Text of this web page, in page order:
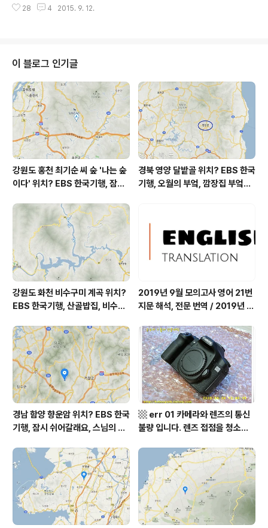
서 백과사전을 검색하니 '과..
55W 형광등을 사온다. 의자를 놓고 올라가 거실등 커버를
켜기 위한 의심과 모색을 시작한다. 스위치나 배선 문제는
아닐 거다. 다른 형광등은 잘 들어오고 있으므로. '안정
기'라고 하는 것이 문제일려나? 형광등 옆에 사각형으로 붙
어있는 녀석. 아파트 관리실(방재실)에 전화를 걸어본다.
집안의 시설 관련 자문을 구할 때 전화하는 곳. 그런 거네.
안정기를..
28 4 2015. 9. 12.
이 블로그 인기글
강원도 홍천 최기순 씨 숲 '나는 숲
이다' 위치? EBS 한국기행, 잠시
군 최기순 씨 캠핑장 펜션 어디? /
강원도 홍천군 가볼 만한 곳, (구)
까르돈, kbs 인간극장
경북 영양 달밭골 위치? EBS 한국
기행, 오월의 부엌, 깜장집 부엌은
한 곳, 영양읍 상원리. KBS 인간극
장 임분노미 할머니
강원도 화천 비수구미 계곡 위치?
EBS 한국기행, 산골밥집, 비수구
부 화천군 비수구미 낙타민박 어
디? / 강원도 화천군 가볼 만한 곳
비수구미 마을, 파로호
2019년 9월 모의고사 영어 21번
지문 해석, 전문 번역 / 2019년 9
역, 평가원 2019년 고3 9월 영어
영역 외국어영역 전문 해석, Engli
sh to Korean translation
경남 함양 향운암 위치? EBS 한국
기행, 잠시 쉬어갈래요, 스님의 어
상남도 함양군 가볼 만한 곳, 용추
계곡 향운암 명천스님, 덕유산 황
석산 거망산 기백산
▩ err 01 카메라와 렌즈의 통신
불량 입니다. 렌즈 접점을 청소하